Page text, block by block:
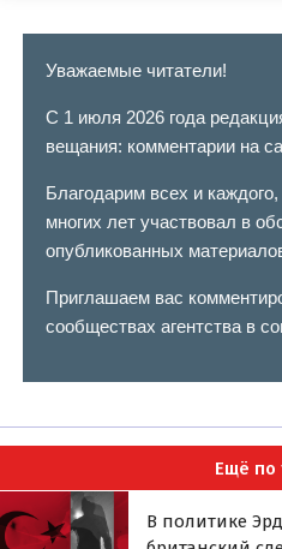
Уважаемые читатели!
С 1 июля 2026 года
вещания: комментарии на
Благодарим всех и
многих лет участвовал в
опубликованных
Приглашаем вас
сообществах агентства в
Ещё по
В политике